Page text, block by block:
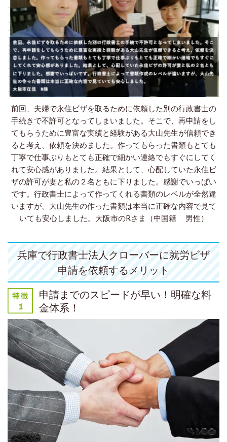
前回、夫婦で永住ビザを取るために依頼した別の行政書士の
手続きで不許可となってしまいました。そこで、再申請をし
てもらうために豊富な実績と経験がある大山先生が信頼でき
ると考え、依頼を決めました。作ってもらった書類もとても
丁寧で仕事ぶりもとても正確で細かい連絡でもすぐにしてく
れて安心感がありました。結果として、心配していた永住ビ
ザの許可が妻と私の２名ともに下りました。感謝でいっぱい
です。行政書士によって作ってくれる書類のレベルが全然違
いますが、大山先生の作った書類は本当に正確な内容で見て
いても安心しました。 大阪市のRさま（中国籍 男性）
兵庫で行政書士法人クローバーに就労ビザ
申請を依頼するメリット
申請までのスピードが早い！明確な料
金体系！